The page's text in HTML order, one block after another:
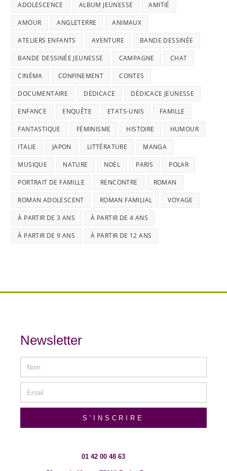
ADOLESCENCE ALBUM JEUNESSE AMITIÉ
AMOUR ANGLETERRE ANIMAUX
ATELIERS ENFANTS AVENTURE BANDE DESSINÉE
BANDE DESSINÉE JEUNESSE CAMPAGNE CHAT
CINÉMA CONFINEMENT CONTES
DOCUMENTAIRE DÉDICACE DÉDICACE JEUNESSE
ENFANCE ENQUÊTE ETATS-UNIS FAMILLE
FANTASTIQUE FÉMINISME HISTOIRE HUMOUR
ITALIE JAPON LITTÉRATURE MANGA
MUSIQUE NATURE NOËL PARIS POLAR
PORTRAIT DE FAMILLE RENCONTRE ROMAN
ROMAN ADOLESCENT ROMAN FAMILIAL VOYAGE
À PARTIR DE 3 ANS À PARTIR DE 4 ANS
À PARTIR DE 9 ANS À PARTIR DE 12 ANS
Newsletter
S'INSCRIRE
01 42 00 48 63